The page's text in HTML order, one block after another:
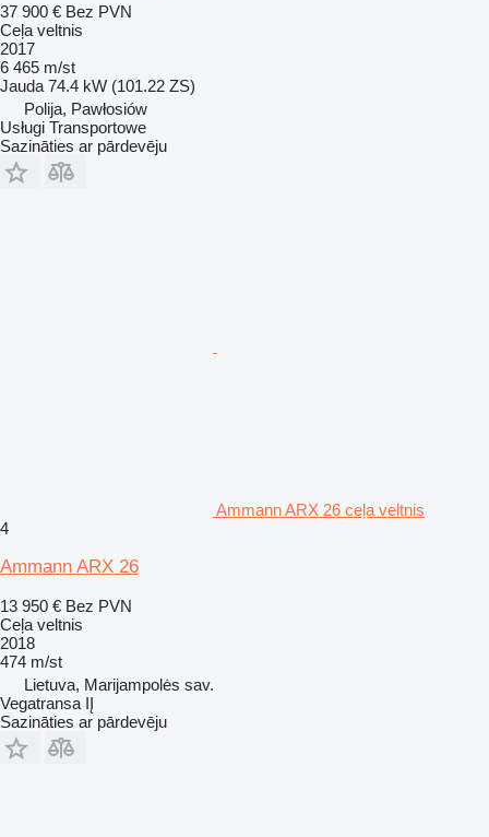
37 900 € Bez PVN
Ceļa veltnis
2017
6 465 m/st
Jauda 74.4 kW (101.22 ZS)
Polija, Pawłosiów
Usługi Transportowe
Sazināties ar pārdevēju
Ammann ARX 26 ceļa veltnis
4
Ammann ARX 26
13 950 € Bez PVN
Ceļa veltnis
2018
474 m/st
Lietuva, Marijampolės sav.
Vegatransa IĮ
Sazināties ar pārdevēju